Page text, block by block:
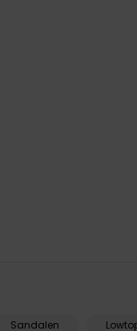
Sandalen